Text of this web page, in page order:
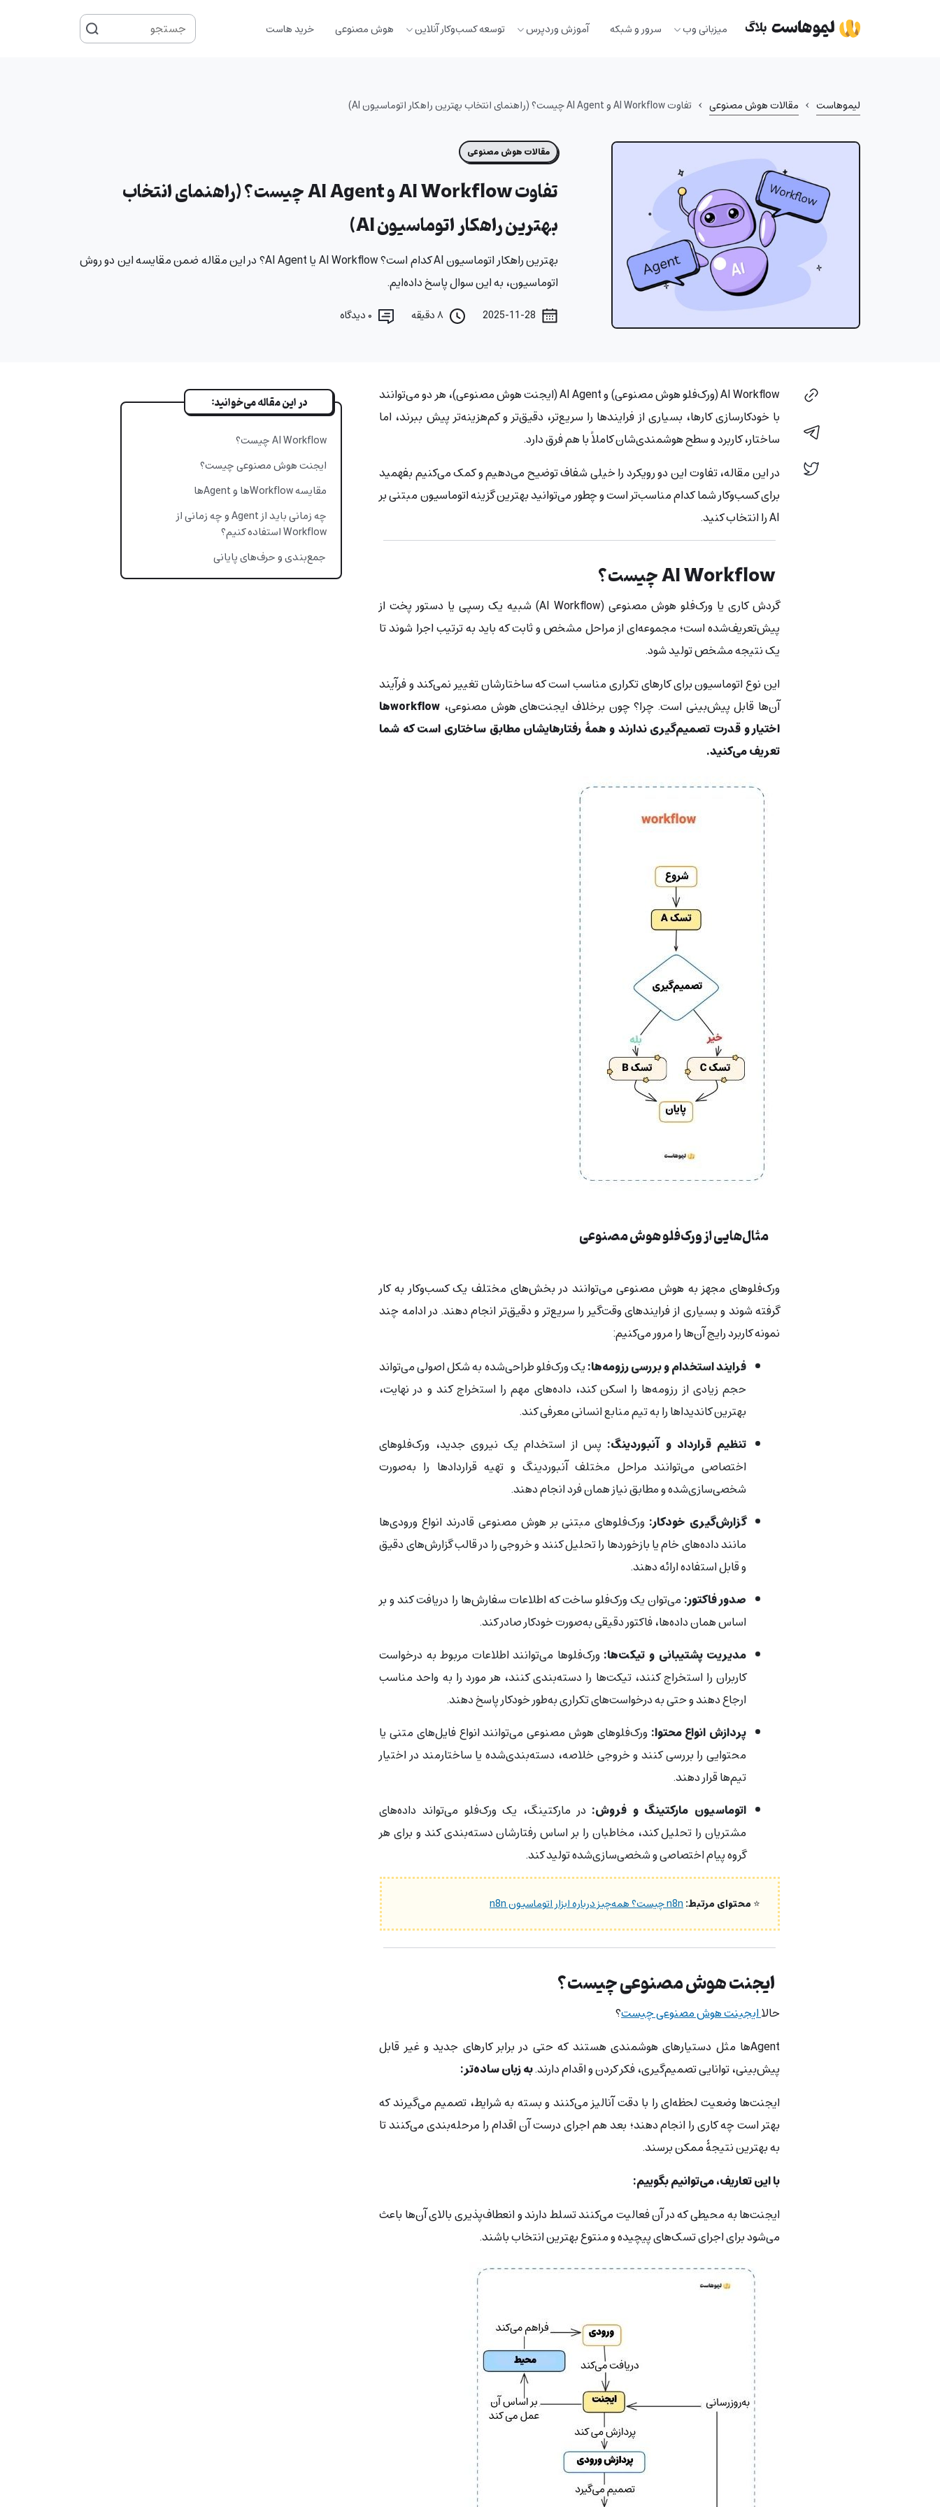
میزبانی وب سرور و شبکه آموزش وردپرس توسعه کسب‌وکار آنلاین هوش مصنوعی خرید هاست
جستجو
برای
لیموهاست › مقالات هوش مصنوعی › تفاوت AI Workflow و AI Agent چیست؟ (راهنمای انتخاب بهترین راهکار اتوماسیون AI)
مقالات هوش مصنوعی
تفاوت AI Workflow و AI Agent چیست؟ (راهنمای انتخاب
بهترین راهکار اتوماسیون AI)
بهترین راهکار اتوماسیون AI کدام است؟ AI Workflow یا AI Agent؟ در این مقاله ضمن مقایسه این دو روش
اتوماسیون، به این سوال پاسخ داده‌ایم.
دیدگاه
AI Workflow (ورک‌فلو هوش مصنوعی) و AI Agent (ایجنت هوش مصنوعی)، هر دو می‌توانند
با خودکارسازی کارها، بسیاری از فرایندها را سریع‌تر، دقیق‌تر و کم‌هزینه‌تر پیش ببرند، اما
ساختار، کاربرد و سطح هوشمندی‌شان کاملاً با هم فرق دارد.
در این مقاله، تفاوت این دو رویکرد را خیلی شفاف توضیح می‌دهیم و کمک می‌کنیم بفهمید
برای کسب‌وکار شما کدام مناسب‌تر است و چطور می‌توانید بهترین گزینه اتوماسیون مبتنی بر
AI را انتخاب کنید.
AI Workflow چیست؟
گردش کاری یا ورک‌فلو هوش مصنوعی (AI Workflow) شبیه یک رسپی یا دستور پخت از
پیش‌تعریف‌شده است؛ مجموعه‌ای از مراحل مشخص و ثابت که باید به ترتیب اجرا شوند تا
یک نتیجه مشخص تولید شود.
این نوع اتوماسیون برای کارهای تکراری مناسب است که ساختارشان تغییر نمی‌کند و فرآیند
آن‌ها قابل پیش‌بینی است. چرا؟ چون برخلاف ایجنت‌های هوش مصنوعی،
workflowها
اختیار و قدرت تصمیم‌گیری ندارند و همۀ رفتارهایشان مطابق ساختاری است که شما
تعریف می‌کنید.
مثال‌هایی از ورک‌فلو هوش مصنوعی
ورک‌فلوهای مجهز به هوش مصنوعی می‌توانند در بخش‌های مختلف یک کسب‌وکار به کار
گرفته شوند و بسیاری از فرایندهای وقت‌گیر را سریع‌تر و دقیق‌تر انجام دهند. در ادامه چند
نمونه کاربرد رایج آن‌ها را مرور می‌کنیم:
فرایند استخدام و بررسی رزومه‌ها:یک ورک‌فلو طراحی‌شده به شکل اصولی می‌تواند
حجم زیادی از رزومه‌ها را اسکن کند، داده‌های مهم را استخراج کند و در نهایت،
بهترین کاندیداها را به تیم منابع انسانی معرفی کند.
تنظیم قرارداد و آنبوردینگ:‌ پس از استخدام یک نیروی جدید، ورک‌فلوهای
اختصاصی می‌توانند مراحل مختلف آنبوردینگ و تهیه قراردادها را به‌صورت
شخصی‌سازی‌شده و مطابق نیاز همان فرد انجام دهند.
گزارش‌گیری خودکار: ورک‌فلوهای مبتنی بر هوش مصنوعی قادرند انواع ورودی‌ها
مانند داده‌های خام یا بازخوردها را تحلیل کنند و خروجی را در قالب گزارش‌های دقیق
و قابل استفاده ارائه دهند.
صدور فاکتور: می‌توان یک ورک‌فلو ساخت که اطلاعات سفارش‌ها را دریافت کند و بر
اساس همان داده‌ها، فاکتور دقیقی به‌صورت خودکار صادر کند.
مدیریت پشتیبانی و تیکت‌ها: ورک‌فلوها می‌توانند اطلاعات مربوط به درخواست
کاربران را استخراج کنند، تیکت‌ها را دسته‌بندی کنند، هر مورد را به واحد مناسب
ارجاع دهند و حتی به درخواست‌های تکراری به‌طور خودکار پاسخ دهند.
پردازش انواع محتوا: ورک‌فلوهای هوش مصنوعی می‌توانند انواع فایل‌های متنی یا
محتوایی را بررسی کنند و خروجی خلاصه، دسته‌بندی‌شده یا ساختارمند در اختیار
تیم‌ها قرار دهند.
اتوماسیون مارکتینگ و فروش: در مارکتینگ، یک ورک‌فلو می‌تواند داده‌های
مشتریان را تحلیل کند، مخاطبان را بر اساس رفتارشان دسته‌بندی کند و برای هر
گروه پیام اختصاصی و شخصی‌سازی‌شده تولید کند.
⭐محتوای مرتبط:n8n چیست؟ همه‌چیز درباره ابزار اتوماسیون n8n
ایجنت هوش مصنوعی چیست؟
حالاایجینت هوش مصنوعی چیست؟
Agentها مثل دستیارهای هوشمندی هستند که حتی در برابر کارهای جدید و غیر قابل‌
پیش‌بینی، توانایی تصمیم‌گیری، فکر کردن و اقدام دارند.به زبان ساده‌تر:
ایجنت‌ها وضعیت لحظه‌ای را با دقت آنالیز می‌کنند و بسته به شرایط، تصمیم می‌گیرند که
بهتر است چه کاری را انجام دهند؛ بعد هم اجرای درست آن اقدام را مرحله‌بندی می‌کنند تا
به بهترین نتیجۀ ممکن برسند.
با این تعاریف، می‌توانیم بگوییم:
ایجنت‌ها به محیطی که در آن فعالیت می‌کنند تسلط دارند و انعطاف‌پذیری بالای آن‌ها باعث
می‌شود برای اجرای تسک‌های پیچیده و منتوع بهترین انتخاب باشند.
در این مقاله می‌خوانید:
AI Workflow چیست؟
ایجنت هوش مصنوعی چیست؟
مقایسه Workflowها و Agentها
چه زمانی باید از Agent و چه زمانی از
Workflow استفاده کنیم؟
جمع‌بندی و حرف‌های پایانی